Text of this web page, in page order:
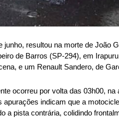
resultou na morte de João
de Barros (SP-294), em
e um Renault Sandero, de
ocorreu por volta das 03h00, na
indicam que a
a pista contrária, colidindo